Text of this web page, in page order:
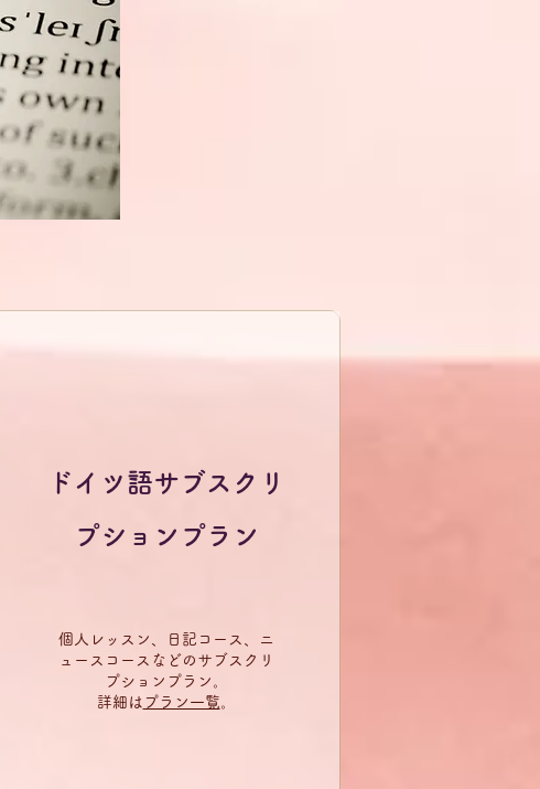
ドイツ語サブスクリ
プションプラン
個人レッスン、日記コース、ニ
ュースコースなどのサブスクリ
プションプラン。
詳細は プラン一覧​。